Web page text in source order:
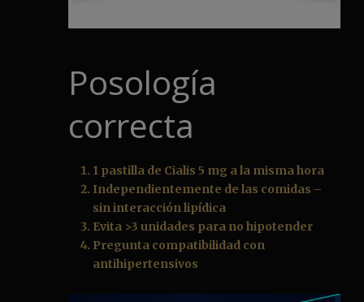
Posología
correcta
1 pastilla de Cialis 5 mg a la misma hora
Independientemente de las comidas –
sin interacción lipídica
Evita >3 unidades para no hipotender
Pregunta compatibilidad con
antihipertensivos